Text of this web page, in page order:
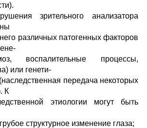
зрительного анализатора
различных патогенных факторов
воспалительные процессы,
или генети-
передача некоторых
К
этиологии могут быть
структурное изменение глаза;